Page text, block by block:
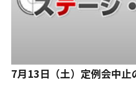
7月13日（土）定例会中止